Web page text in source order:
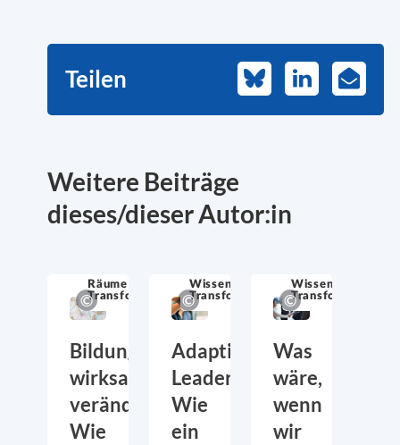
Teilen BlueskyLinkedIn
E-
Mail
Weitere Beiträge
dieses/dieser Autor:in
Räume für
Transformation
Bildung
wirksam
verändern:
Wie
Wissen über
Transformation
Adaptive
Leadership:
Wie
ein
Wissen über
Transformation
Was
wäre,
wenn
wir